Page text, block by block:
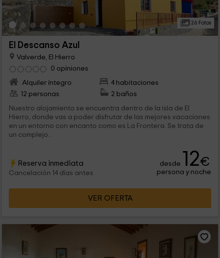
26 Fotos
El Descanso Azul
Valverde, El Hierro
0 opiniones
Alquiler íntegro
4 habitaciones
12 personas
2 baños
Nuestro alojamiento se encuentra dentro de la isla de El
Hierro, donde vas a poder disfrutar de las mejores vacaciones
en un entorno con encanto como es La Frontera. Se trata de
un complejo...
Reserva inmediata
Cancelación 14 días antes
desde 12€
persona y noche
VER OFERTA